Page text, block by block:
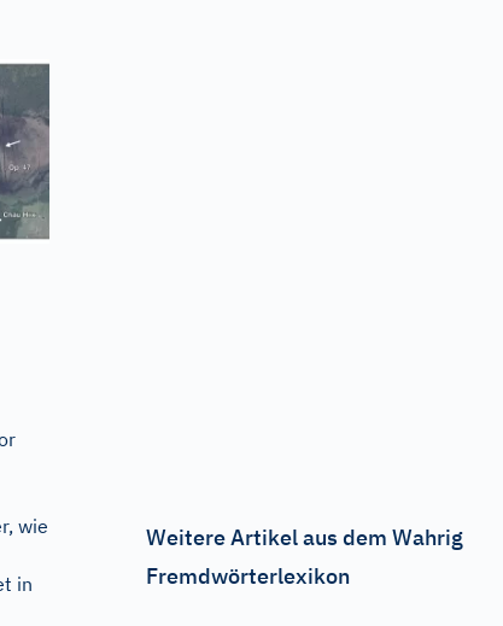
wie
in
Weitere Artikel aus dem Wahrig
Fremdwörterlexikon